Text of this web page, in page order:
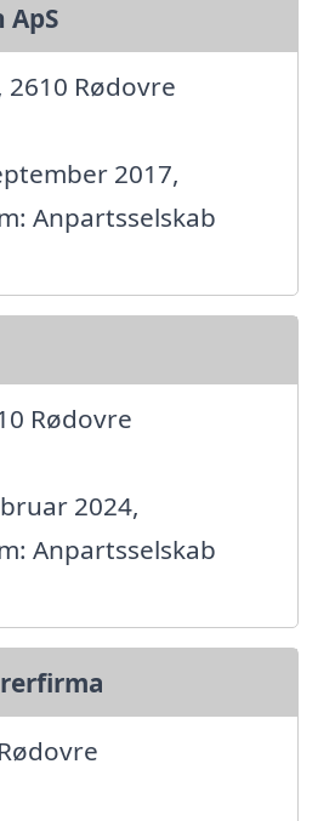
2610 Rødovre
2017,
Anpartsselskab
Rødovre
2024,
Anpartsselskab